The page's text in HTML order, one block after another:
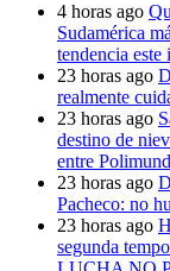
4 horas ago
Sudamérica
tendencia este
23 horas ago
realmente
23 horas ago
destino de
entre
23 horas ago
Pacheco: no
23 horas ago
segunda